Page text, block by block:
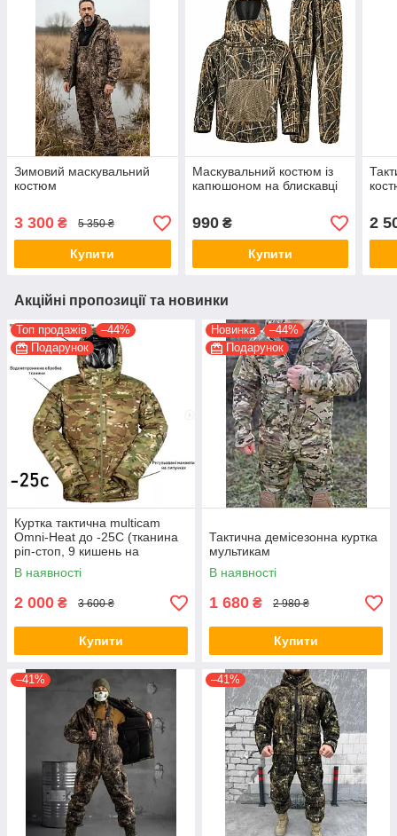
Зимовий маскувальний
костюм
3 300 ₴ 5 350 ₴
Купити
Маскувальний костюм із
капюшоном на блискавці
990₴
Купити
2
Акційні пропозиції та новинки
Топ продажів
–44%
Подарунок
Куртка тактична multicam
Omni-Heat до -25С (тканина
ріп-стоп, 9 кишень на
блискавці)
В наявності
2 000 ₴ 3 600 ₴
Купити
Новинка
–44%
Подарунок
Тактична демісезонна куртка
мультикам
В наявності
1 680 ₴ 2 980 ₴
Купити
–41% –41%